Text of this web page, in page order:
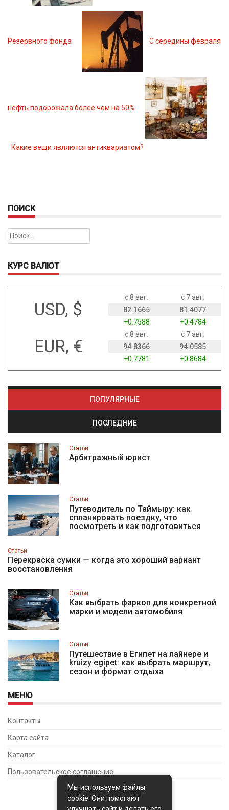
Резервного фонда С середины февраля
нефть подорожала более чем на 50%
Какие вещи являются антиквариатом?
ПОИСК
Найти:
КУРС ВАЛЮТ
USD, $
с 8 авг.
с 7 авг.
82.1665
81.4077
+0.7588
+0.4784
EUR, €
с 8 авг.
с 7 авг.
94.8366
94.0585
+0.7781
+0.8684
ПОПУЛЯРНЫЕ
ПОСЛЕДНИЕ
Статьи
Арбитражный юрист
Статьи
Путеводитель по Таймыру: как
спланировать поездку, что
посмотреть и как подготовиться
Статьи
Перекраска сумки — когда это хороший вариант
восстановления
Статьи
Как выбрать фаркоп для конкретной
марки и модели автомобиля
Статьи
Путешествие в Египет на лайнере и
kruizy egipet: как выбрать маршрут,
сезон и формат отдыха
МЕНЮ
Контакты
Карта сайта
Каталог
Пользовательское соглашение
Мы используем файлы
cookie. Они помогают